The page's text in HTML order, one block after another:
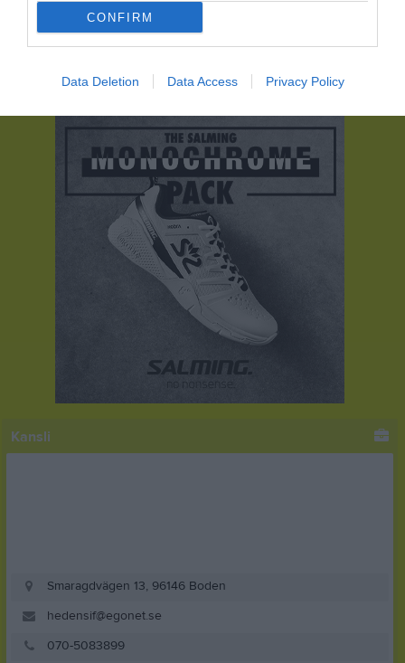
CONFIRM
Data Deletion Data Access Privacy Policy
Träning 20 aug, 17:30
Kalenderöversikt
Kansli
Smaragdvägen 13, 96146 Boden
hedensif@egonet.se
070-5083899